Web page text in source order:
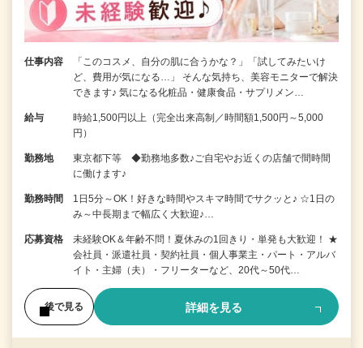
仕事内容
「このコスメ、自分の肌に合うかな？」「試してみたいけ
ど、費用が気になる…」 そんな気持ち、美容モニターで解決
できます♪ 気になる化粧品・健康食品・サプリメン…
給与
時給1,500円以上（完全出来高制／時間額1,500円～5,000
円）
勤務地
東京都下等 ◆勤務地多数♪ご自宅やお近くの店舗で間時間
に働けます♪
勤務時間
1日5分～OK！好きな時間やスキマ時間でサクッと♪ ☆1日の
み～中長期まで幅広く大歓迎♪…
応募資格
未経験OK＆年齢不問！夏休みの1回きり・単発も大歓迎！ ★
会社員・派遣社員・契約社員・個人事業主・パート・アルバ
イト・主婦（夫）・フリーターなど、20代～50代…
後で見る 詳細を見る